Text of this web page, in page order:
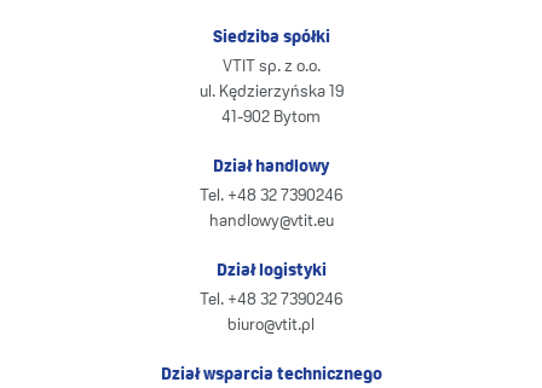
Siedziba spółki
VTIT sp. z o.o.
ul. Kędzierzyńska 19
41-902 Bytom
Dział handlowy
Tel. +48 32 7390246
handlowy@vtit.eu
Dział logistyki
Tel. +48 32 7390246
biuro@vtit.pl
Dział wsparcia technicznego